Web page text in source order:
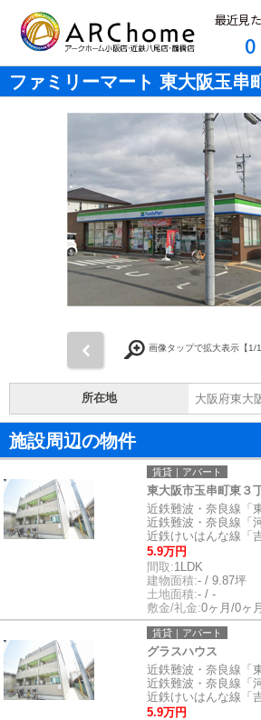
最近見
0
ファミリーマート 東大阪玉串
画像タップで拡大表示【1/1
所在地 大阪府東大
施設周辺の物件
賃貸｜アパート
東大阪市玉串町東３
近鉄難波・奈良線「
近鉄難波・奈良線「
近鉄けいはんな線「
5.9万円
間取:1LDK
建物面積:- / 9.87坪
土地面積:- / -
敷金/礼金:0ヶ月/0ヶ月
賃貸｜アパート
グラスハウス
近鉄難波・奈良線「
近鉄難波・奈良線「
近鉄けいはんな線「
5.9万円